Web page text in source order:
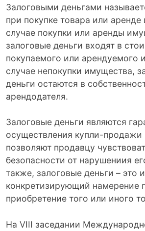
Залоговыми деньгами
при покупке товара или
случае покупки или аренды
залоговые деньги входят в
покупаемого или арендуемого
случае непокупки имущества,
деньги остаются в
арендодателя.
Залоговые деньги являются
осуществления купли-продажи
позволяют продавцу
безопасности от нарушениия
также, залоговые деньги – это
конкретизирующий намерение
приобретение того или иного
На VIII заседании